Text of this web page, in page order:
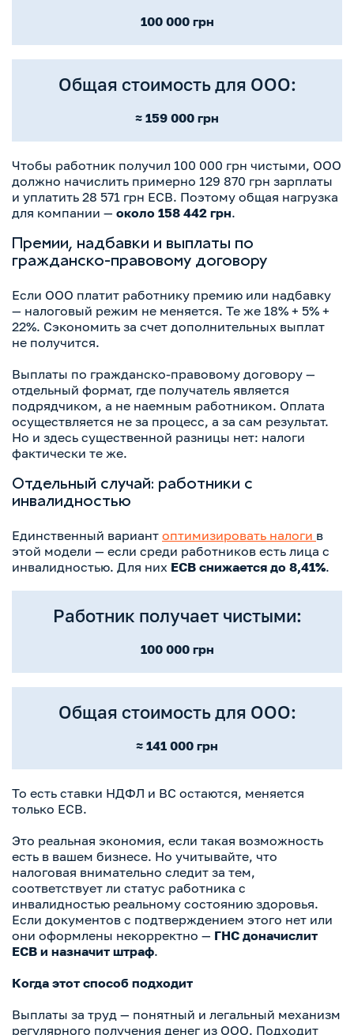
100 000 грн
Общая стоимость для ООО:
≈ 159 000 грн
Чтобы работник получил 100 000 грн чистыми, ООО
должно начислить примерно 129 870 грн зарплаты
и уплатить 28 571 грн ЕСВ. Поэтому общая нагрузка
для компании — около 158 442 грн.
Премии, надбавки и выплаты по
гражданско-правовому договору
Если ООО платит работнику премию или надбавку
— налоговый режим не меняется. Те же 18% + 5% +
22%. Сэкономить за счет дополнительных выплат
не получится.
Выплаты по гражданско-правовому договору —
отдельный формат, где получатель является
подрядчиком, а не наемным работником. Оплата
осуществляется не за процесс, а за сам результат.
Но и здесь существенной разницы нет: налоги
фактически те же.
Отдельный случай: работники с
инвалидностью
Единственный вариант оптимизировать налоги в
этой модели — если среди работников есть лица с
инвалидностью. Для них ЕСВ снижается до 8,41%.
Работник получает чистыми:
100 000 грн
Общая стоимость для ООО:
≈ 141 000 грн
То есть ставки НДФЛ и ВС остаются, меняется
только ЕСВ.
Это реальная экономия, если такая возможность
есть в вашем бизнесе. Но учитывайте, что
налоговая внимательно следит за тем,
соответствует ли статус работника с
инвалидностью реальному состоянию здоровья.
Если документов с подтверждением этого нет или
они оформлены некорректно — ГНС доначислит
ЕСВ и назначит штраф.
Когда этот способ подходит
Выплаты за труд — понятный и легальный механизм
регулярного получения денег из ООО. Подходит